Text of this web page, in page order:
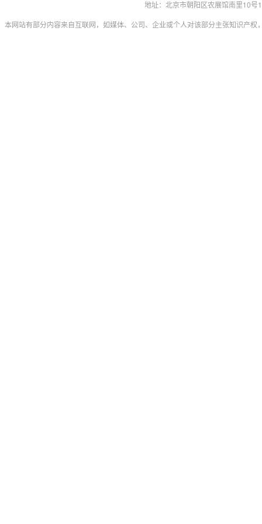
地址：北京市朝阳区农展馆南里10
本网站有部分内容来自互联网，如媒体、公司、企业或个人对该部分主张知识产